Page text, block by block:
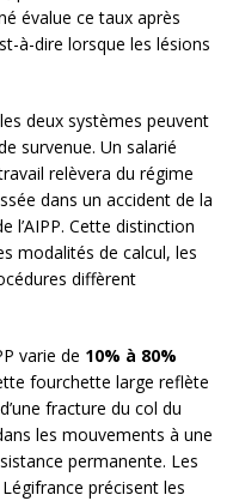
évalue ce taux après
à-dire lorsque les lésions
deux systèmes peuvent
survenue. Un salarié
relèvera du régime
dans un accident de la
l’AIPP. Cette distinction
modalités de calcul, les
diffèrent
varie de 10% à 80%
fourchette large reflète
fracture du col du
les mouvements à une
permanente. Les
précisent les